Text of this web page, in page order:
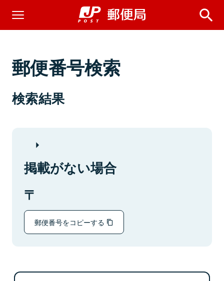
郵便番号検索
検索結果
掲載がない場合
郵便番号をコピーする